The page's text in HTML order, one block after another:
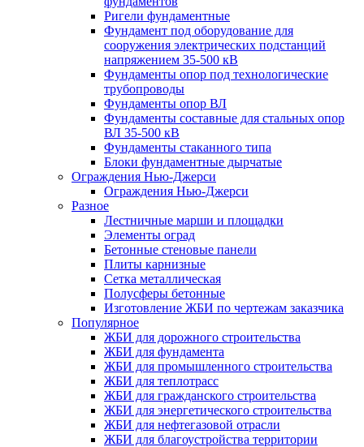
Ригели фундаментные
Фундамент под оборудование для
сооружения электрических подстанций
напряжением 35-500 кВ
Фундаменты опор под технологические
трубопроводы
Фундаменты опор ВЛ
Фундаменты составные для стальных опор
ВЛ 35-500 кВ
Фундаменты стаканного типа
Блоки фундаментные дырчатые
Ограждения Нью-Джерси
Ограждения Нью-Джерси
Разное
Лестничные марши и площадки
Элементы оград
Бетонные стеновые панели
Плиты карнизные
Сетка металлическая
Полусферы бетонные
Изготовление ЖБИ по чертежам заказчика
Популярное
ЖБИ для дорожного строительства
ЖБИ для фундамента
ЖБИ для промышленного строительства
ЖБИ для теплотрасс
ЖБИ для гражданского строительства
ЖБИ для энергетического строительства
ЖБИ для нефтегазовой отрасли
ЖБИ для благоустройства территории